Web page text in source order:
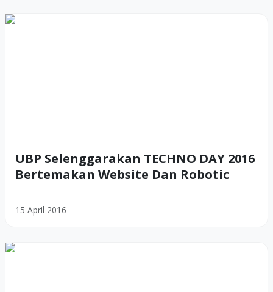
UBP Selenggarakan TECHNO DAY 2016
Bertemakan Website Dan Robotic
15 April 2016